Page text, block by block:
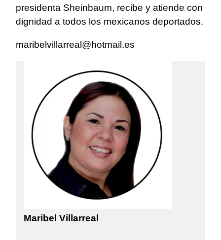
presidenta Sheinbaum, recibe y atiende con
dignidad a todos los mexicanos deportados.
maribelvillarreal@hotmail.es
Maribel Villarreal